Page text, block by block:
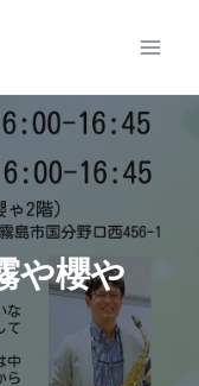
や櫻や